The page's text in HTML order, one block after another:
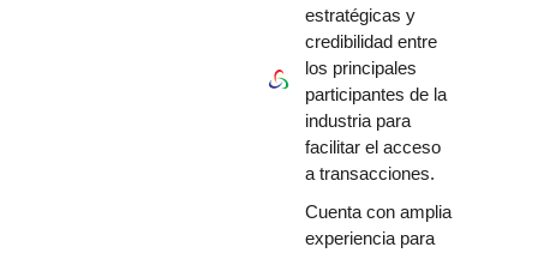
estratégicas y
credibilidad entre
los principales
participantes de la
industria para
facilitar el acceso
a transacciones.
Cuenta con amplia
experiencia para